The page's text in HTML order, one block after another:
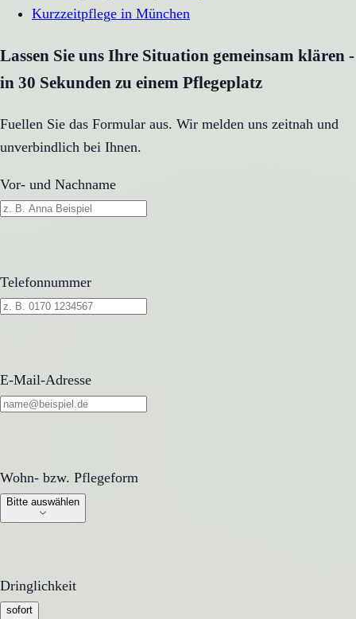
Kurzzeitpflege in München
Lassen Sie uns Ihre Situation gemeinsam klären -
in 30 Sekunden zu einem Pflegeplatz
Fuellen Sie das Formular aus. Wir melden uns zeitnah und
unverbindlich bei Ihnen.
Vor- und Nachname
Telefonnummer
E-Mail-Adresse
Wohn- bzw. Pflegeform
Wohn- bzw. Pflegeform
Bitte auswählen
Dringlichkeit
Dringlichkeit
sofort